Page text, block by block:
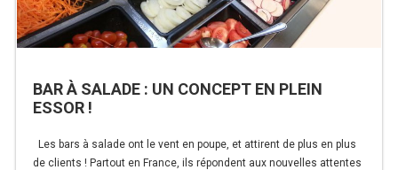
PRÉSENTOIR À INGRÉDIENTS
PROFONDEUR 300 VITRÉE
PROFONDEUR 400 VITRÉE
PROFONDEUR 300 INOX
BAR À SALADE : UN CONCEPT EN PLEIN
ESSOR !
Les bars à salade ont le vent en poupe, et attirent de plus en plus
de clients ! Partout en France, ils répondent aux nouvelles attentes